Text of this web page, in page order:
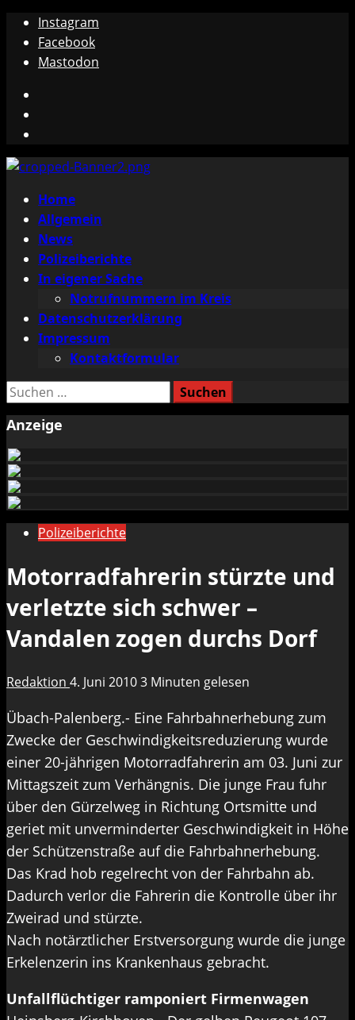
Zum
Inhalt
springen
Instagram
Facebook
Mastodon
Primäres
Menü
Home
Allgemein
News
Polizeiberichte
In eigener Sache
Notrufnummern im Kreis
Datenschutzerklärung
Impressum
Kontaktformular
Suchen
Anzeige
Polizeiberichte
Motorradfahrerin stürzte und
verletzte sich schwer –
Vandalen zogen durchs Dorf
Redaktion 4. Juni 20103 Minuten gelesen
Übach-Palenberg.- Eine Fahrbahnerhebung zum
Zwecke der Geschwindigkeitsreduzierung wurde
einer 20-jährigen Motorradfahrerin am 03. Juni zur
Mittagszeit zum Verhängnis. Die junge Frau fuhr
über den Gürzelweg in Richtung Ortsmitte und
geriet mit unverminderter Geschwindigkeit in Höhe
der Schützenstraße auf die Fahrbahnerhebung.
Das Krad hob regelrecht von der Fahrbahn ab.
Dadurch verlor die Fahrerin die Kontrolle über ihr
Zweirad und stürzte.
Nach notärztlicher Erstversorgung wurde die junge
Erkelenzerin ins Krankenhaus gebracht.
Unfallflüchtiger ramponiert Firmenwagen